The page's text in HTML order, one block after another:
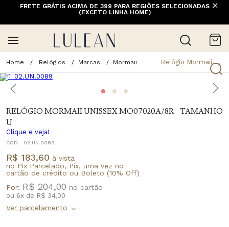
FRETE GRÁTIS ACIMA DE 399 PARA REGIÕES SELECIONADAS
(EXCETO LINHA HOME)
Relógios Marcas Mormaii Relógio Mormaii Unissex Mo07020a/8r - Tamanho U
RELÓGIO MORMAII UNISSEX MO07020A/8R - TAMANHO
U
Clique e veja!
CÓD.: 02.UN.0089
R$ 183,60 à vista
no Pix Parcelado, Pix, uma vez no
cartão de crédito ou Boleto (10% Off)
Por: R$ 204,00
ou 6x de R$ 34,00